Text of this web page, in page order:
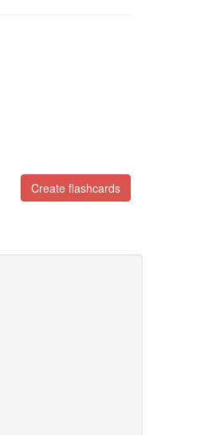
Create flashcards